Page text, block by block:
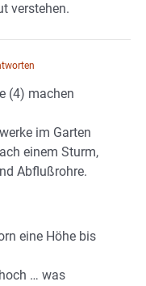
verstehen.
(4) machen
im Garten
einem Sturm,
Abflußrohre.
eine Höhe bis
… was